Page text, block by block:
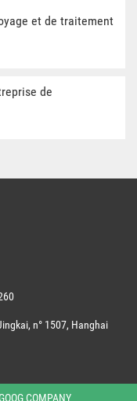
et de traitement
de
n° 1507, Hanghai
COMPANY